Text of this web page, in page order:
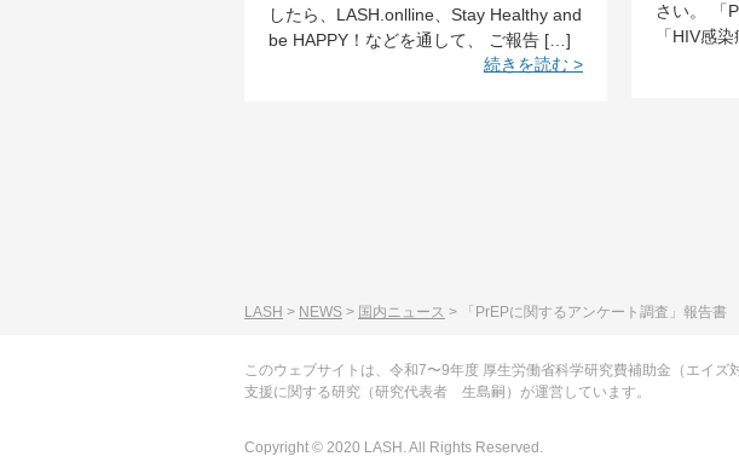
したら、LASH.onlline、Stay Healthy and
be HAPPY！などを通して、 ご報告 […]
続きを読む >
さい。 「
「HIV感
LASH > NEWS > 国内ニュース > 「PrEPに関するアンケート調査」報告書
このウェブサイトは、令和7〜9年度 厚生労働省科学研究費補助金（エイ
支援に関する研究（研究代表者 生島嗣）が運営しています。
Copyright © 2020 LASH. All Rights Reserved.